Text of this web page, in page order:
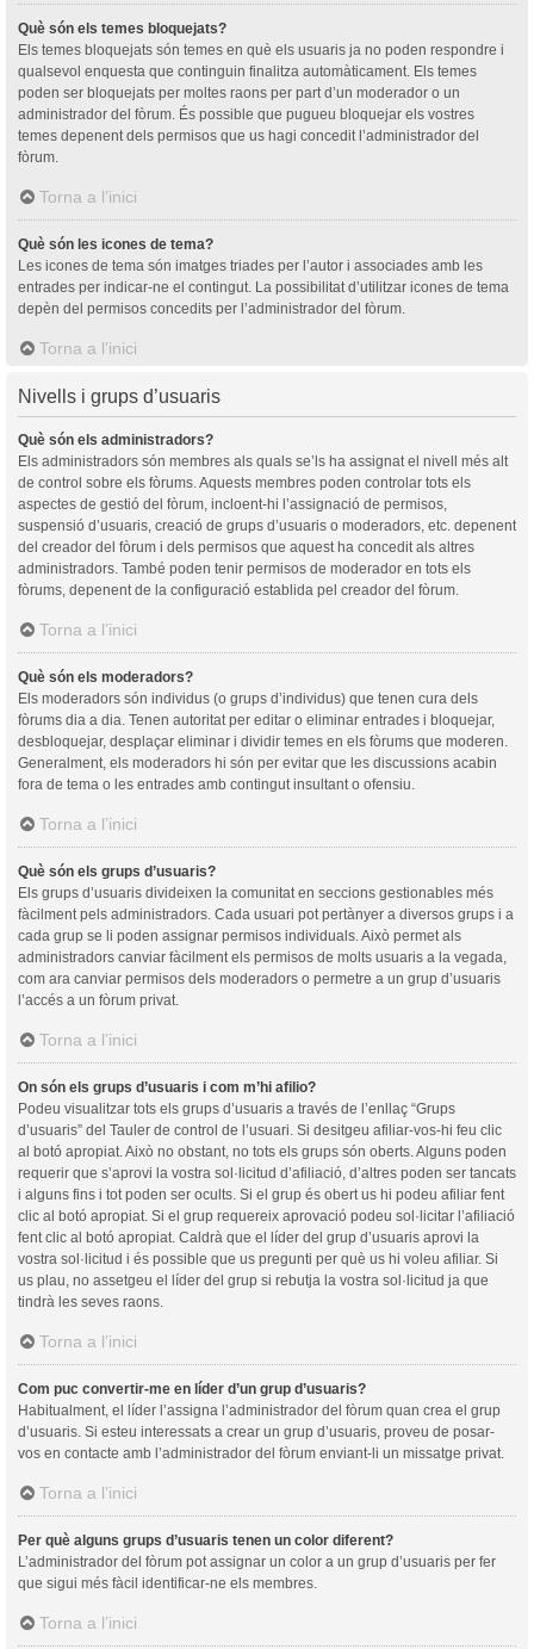
Què són els temes bloquejats?
Els temes bloquejats són temes en què els usuaris ja no poden respondre i
qualsevol enquesta que continguin finalitza automàticament. Els temes
poden ser bloquejats per moltes raons per part d’un moderador o un
administrador del fòrum. És possible que pugueu bloquejar els vostres
temes depenent dels permisos que us hagi concedit l’administrador del
fòrum.
Torna a l’inici
Què són les icones de tema?
Les icones de tema són imatges triades per l’autor i associades amb les
entrades per indicar-ne el contingut. La possibilitat d’utilitzar icones de tema
depèn del permisos concedits per l’administrador del fòrum.
Torna a l’inici
Nivells i grups d’usuaris
Què són els administradors?
Els administradors són membres als quals se’ls ha assignat el nivell més alt
de control sobre els fòrums. Aquests membres poden controlar tots els
aspectes de gestió del fòrum, incloent-hi l’assignació de permisos,
suspensió d’usuaris, creació de grups d’usuaris o moderadors, etc. depenent
del creador del fòrum i dels permisos que aquest ha concedit als altres
administradors. També poden tenir permisos de moderador en tots els
fòrums, depenent de la configuració establida pel creador del fòrum.
Torna a l’inici
Què són els moderadors?
Els moderadors són individus (o grups d’individus) que tenen cura dels
fòrums dia a dia. Tenen autoritat per editar o eliminar entrades i bloquejar,
desbloquejar, desplaçar eliminar i dividir temes en els fòrums que moderen.
Generalment, els moderadors hi són per evitar que les discussions acabin
fora de tema o les entrades amb contingut insultant o ofensiu.
Torna a l’inici
Què són els grups d’usuaris?
Els grups d’usuaris divideixen la comunitat en seccions gestionables més
fàcilment pels administradors. Cada usuari pot pertànyer a diversos grups i a
cada grup se li poden assignar permisos individuals. Això permet als
administradors canviar fàcilment els permisos de molts usuaris a la vegada,
com ara canviar permisos dels moderadors o permetre a un grup d’usuaris
l’accés a un fòrum privat.
Torna a l’inici
On són els grups d’usuaris i com m’hi afilio?
Podeu visualitzar tots els grups d’usuaris a través de l’enllaç “Grups
d’usuaris” del Tauler de control de l’usuari. Si desitgeu afiliar-vos-hi feu clic
al botó apropiat. Això no obstant, no tots els grups són oberts. Alguns poden
requerir que s’aprovi la vostra sol·licitud d’afiliació, d’altres poden ser tancats
i alguns fins i tot poden ser ocults. Si el grup és obert us hi podeu afiliar fent
clic al botó apropiat. Si el grup requereix aprovació podeu sol·licitar l’afiliació
fent clic al botó apropiat. Caldrà que el líder del grup d’usuaris aprovi la
vostra sol·licitud i és possible que us pregunti per què us hi voleu afiliar. Si
us plau, no assetgeu el líder del grup si rebutja la vostra sol·licitud ja que
tindrà les seves raons.
Torna a l’inici
Com puc convertir-me en líder d’un grup d’usuaris?
Habitualment, el líder l’assigna l’administrador del fòrum quan crea el grup
d’usuaris. Si esteu interessats a crear un grup d’usuaris, proveu de posar-
vos en contacte amb l’administrador del fòrum enviant-li un missatge privat.
Torna a l’inici
Per què alguns grups d’usuaris tenen un color diferent?
L’administrador del fòrum pot assignar un color a un grup d’usuaris per fer
que sigui més fàcil identificar-ne els membres.
Torna a l’inici